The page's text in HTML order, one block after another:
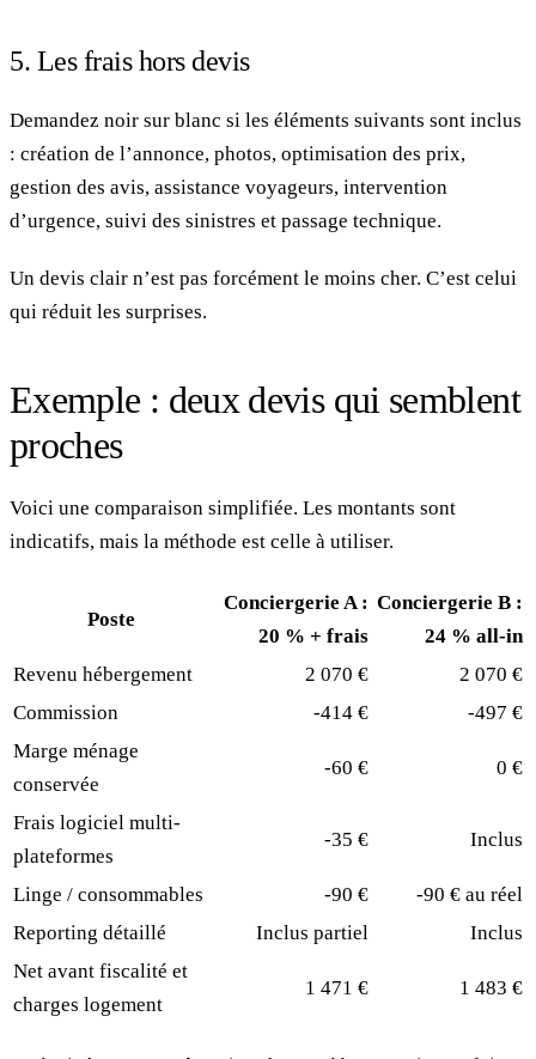
5. Les frais hors devis
Demandez noir sur blanc si les éléments suivants sont inclus
: création de l’annonce, photos, optimisation des prix,
gestion des avis, assistance voyageurs, intervention
d’urgence, suivi des sinistres et passage technique.
Un devis clair n’est pas forcément le moins cher. C’est celui
qui réduit les surprises.
Exemple : deux devis qui semblent
proches
Voici une comparaison simplifiée. Les montants sont
indicatifs, mais la méthode est celle à utiliser.
Poste
Conciergerie A :
20 % + frais
Conciergerie B :
24 % all-in
Revenu hébergement
2 070 €
2 070 €
Commission
-414 €
-497 €
Marge ménage
conservée
-60 € 0 €
Frais logiciel multi-
plateformes
-35 € Inclus
Linge / consommables -90 €
-90 € au réel
Reporting détaillé
Inclus partiel
Inclus
Net avant fiscalité et
charges logement
1 471 € 1 483 €